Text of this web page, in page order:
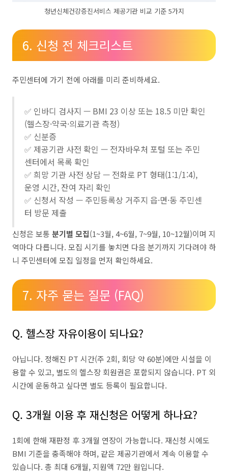
청년신체건강증진서비스 제공기관 비교 기준 5가지
6. 신청 전 체크리스트
주민센터에 가기 전에 아래를 미리 준비하세요.
✅ 인바디 검사지 — BMI 23 이상 또는 18.5 미만 확인
(헬스장·약국·의료기관 측정)
✅ 신분증
✅ 제공기관 사전 확인 — 전자바우처 포털 또는 주민
센터에서 목록 확인
✅ 희망 기관 사전 상담 — 전화로 PT 형태(1:1/1:4),
운영 시간, 잔여 자리 확인
✅ 신청서 작성 — 주민등록상 거주지 읍·면·동 주민센
터 방문 제출
신청은 보통 분기별 모집(1~3월, 4~6월, 7~9월, 10~12월)이며 지
역마다 다릅니다. 모집 시기를 놓치면 다음 분기까지 기다려야 하
니 주민센터에 모집 일정을 먼저 확인하세요.
7. 자주 묻는 질문 (FAQ)
Q. 헬스장 자유이용이 되나요?
아닙니다. 정해진 PT 시간(주 2회, 회당 약 60분)에만 시설을 이
용할 수 있고, 별도의 헬스장 회원권은 포함되지 않습니다. PT 외
시간에 운동하고 싶다면 별도 등록이 필요합니다.
Q. 3개월 이용 후 재신청은 어떻게 하나요?
1회에 한해 재판정 후 3개월 연장이 가능합니다. 재신청 시에도
BMI 기준을 충족해야 하며, 같은 제공기관에서 계속 이용할 수
있습니다. 총 최대 6개월, 지원액 72만 원입니다.